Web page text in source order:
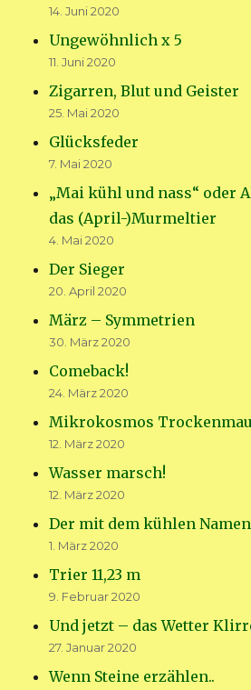
14. Juni 2020
Ungewöhnlich x 5
11. Juni 2020
Zigarren, Blut und Geister
25. Mai 2020
Glücksfeder
7. Mai 2020
„Mai kühl und nass“ oder
das (April-)Murmeltier
4. Mai 2020
Der Sieger
20. April 2020
März – Symmetrien
30. März 2020
Comeback!
24. März 2020
Mikrokosmos
12. März 2020
Wasser marsch!
12. März 2020
Der mit dem kühlen
1. März 2020
Trier 11,23 m
9. Februar 2020
Und jetzt – das Wetter
27. Januar 2020
Wenn Steine erzählen..